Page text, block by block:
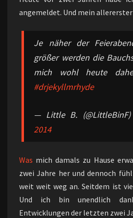
angemeldet. Und mein
Je näher der
größer werden die
mich wohl heute
#drjekyllmrhyde
— Little B. (@LittleBinF)
2014
Was mich damals zu Hause
zwei Jahre her und dennoch
weit weit weg an. Seitdem ist
Und ich bin unendlich
Entwicklungen der letzten zwei